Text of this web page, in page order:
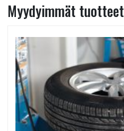
Myydyimmät tuotteet